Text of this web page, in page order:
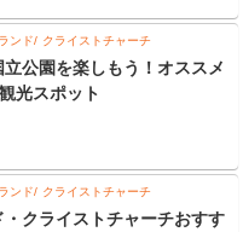
ンド クライストチャーチ
公園を楽しもう！オススメ
光スポット
ンド クライストチャーチ
クライストチャーチおすす